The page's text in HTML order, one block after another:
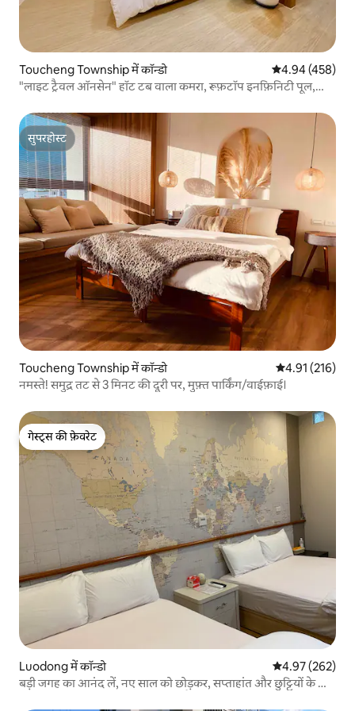
Toucheng Township में कॉन्डो औसत रेटिंग 5 में से
4.94 (458)
"लाइट ट्रैवल ऑनसेन" हॉट टब वाला कमरा, रूफ़टॉप इनफ़िनिटी पूल,
फ़्लैट पार्किंग, खुद से चेक इन
सुपरहोस्ट
सुपरहोस्ट
Toucheng Township में कॉन्डो औसत रेटिंग 5 में से
4.91 (216)
नमस्ते! समुद्र तट से 3 मिनट की दूरी पर, मुफ़्त पार्किंग/वाईफ़ाई।
गेस्ट्स की फ़ेवरेट
गेस्ट्स की फ़ेवरेट
Luodong में कॉन्डो औसत रेटिंग 5 में से
4.97 (262)
बड़ी जगह का आनंद लें, नए साल को छोड़कर, सप्ताहांत और छुट्टियों के दिन